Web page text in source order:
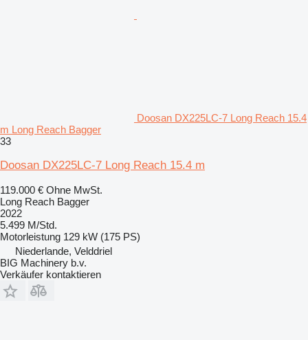
Doosan DX225LC-7 Long Reach 15.4
m Long Reach Bagger
33
Doosan DX225LC-7 Long Reach 15.4 m
119.000 € Ohne MwSt.
Long Reach Bagger
2022
5.499 M/Std.
Motorleistung 129 kW (175 PS)
Niederlande, Velddriel
BIG Machinery b.v.
Verkäufer kontaktieren